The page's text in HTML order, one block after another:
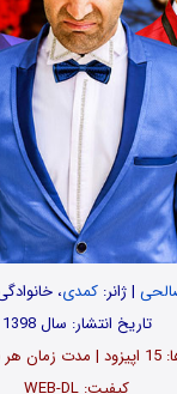
| ژانر:کمدی
تاریخ انتشار: سال 1398
کیفیت: WEB-DL